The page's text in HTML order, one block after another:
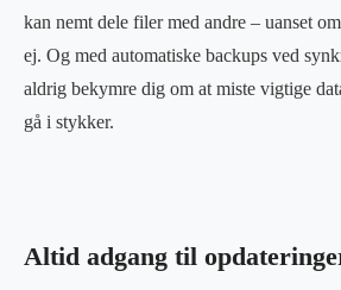
kan nemt dele filer med andre – uanset
ej. Og med automatiske backups ved
aldrig bekymre dig om at miste vigtige
gå i stykker.
Altid adgang til